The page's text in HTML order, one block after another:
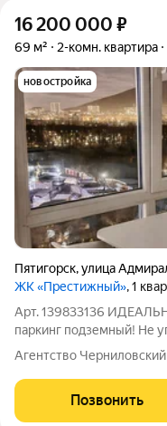
16 200 000 ₽
69 м² 2-комн. квартира
новостройка
Пятигорск,улица
ЖК «Престижный», 1
Арт. 139833136
паркинг подземный! Не
комнатная квартира в
69 м общей площади +
столовая). Высота
Агентство
Позвонить